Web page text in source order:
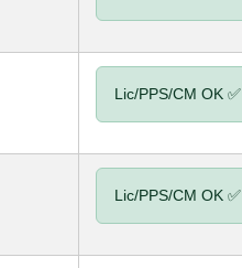
Lic/PPS/CM OK ✅
Lic/PPS/CM OK ✅